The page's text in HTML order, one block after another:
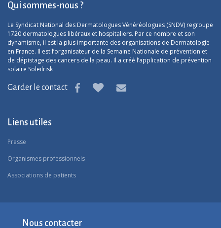
Qui sommes-nous ?
Le Syndicat National des Dermatologues Vénéréologues (SNDV) regroupe
1720 dermatologues libéraux et hospitaliers. Par ce nombre et son
dynamisme, il est la plus importante des organisations de Dermatologie
en France. Il est l’organisateur de la Semaine Nationale de prévention et
de dépistage des cancers de la peau. Il a créé l’application de prévention
solaire Soleilrisk
Garder le contact
Liens utiles
Presse
Organismes professionnels
Associations de patients
Nous contacter